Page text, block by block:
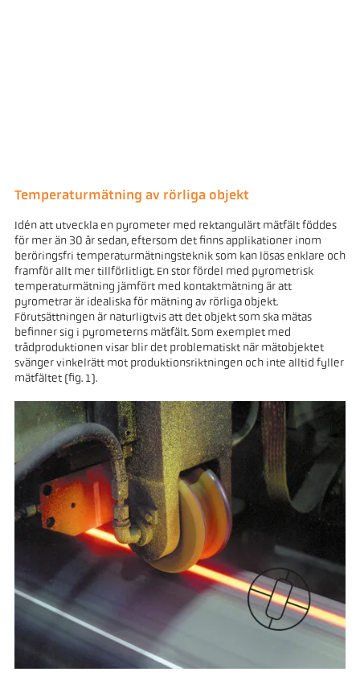
Temperaturmätning av rörliga objekt
Idén att utveckla en pyrometer med rektangulärt mätfält föddes
för mer än 30 år sedan, eftersom det finns applikationer inom
beröringsfri temperaturmätningsteknik som kan lösas enklare och
framför allt mer tillförlitligt. En stor fördel med pyrometrisk
temperaturmätning jämfört med kontaktmätning är att
pyrometrar är idealiska för mätning av rörliga objekt.
Förutsättningen är naturligtvis att det objekt som ska mätas
befinner sig i pyrometerns mätfält. Som exemplet med
trådproduktionen visar blir det problematiskt när mätobjektet
svänger vinkelrätt mot produktionsriktningen och inte alltid fyller
mätfältet (fig. 1).